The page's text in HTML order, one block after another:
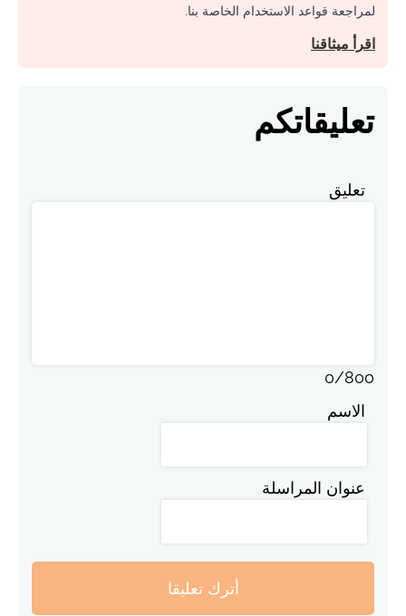
لمراجعة قواعد الاستخدام الخاصة بنا.
اقرأ ميثاقنا
تعليقاتكم
تعليق
0/800
الاسم
عنوان المراسلة
أترك تعليقا